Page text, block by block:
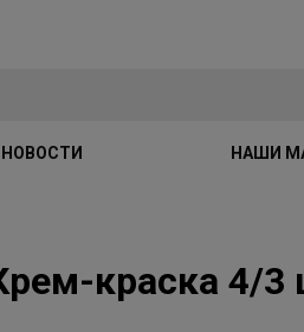
НОВОСТИ НАШИ
краска 4/